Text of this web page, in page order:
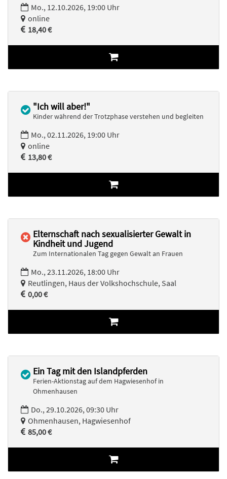
Mo., 12.10.2026, 19:00 Uhr
online
18,40 €
"Ich will aber!"
Kinder während der Trotzphase verstehen und begleiten
Mo., 02.11.2026, 19:00 Uhr
online
13,80 €
Elternschaft nach sexualisierter Gewalt in
Kindheit und Jugend
Zum Internationalen Tag gegen Gewalt an Frauen
Mo., 23.11.2026, 18:00 Uhr
Reutlingen, Haus der Volkshochschule, Saal
0,00 €
Ein Tag mit den Islandpferden
Ferien-Aktionstag auf dem Hagwiesenhof in
Ohmenhausen
Do., 29.10.2026, 09:30 Uhr
Ohmenhausen, Hagwiesenhof
85,00 €